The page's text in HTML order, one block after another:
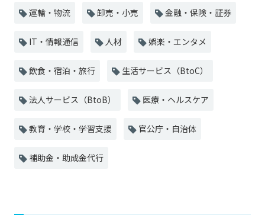
運輸・物流 卸売・小売 金融・保険・証券
IT・情報通信 人材 娯楽・エンタメ
飲食・宿泊・旅行 生活サービス（BtoC）
法人サービス（BtoB） 医療・ヘルスケア
教育・学校・学習支援 官公庁・自治体
補助金・助成金代行